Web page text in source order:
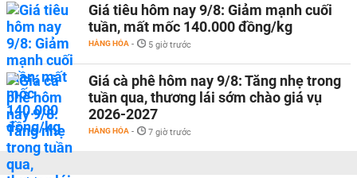
Giá tiêu hôm nay 9/8: Giảm mạnh cuối
tuần, mất mốc 140.000 đồng/kg
HÀNG HÓA - 5 giờ trước
Giá cà phê hôm nay 9/8: Tăng nhẹ trong
tuần qua, thương lái sớm chào giá vụ
2026-2027
HÀNG HÓA - 7 giờ trước